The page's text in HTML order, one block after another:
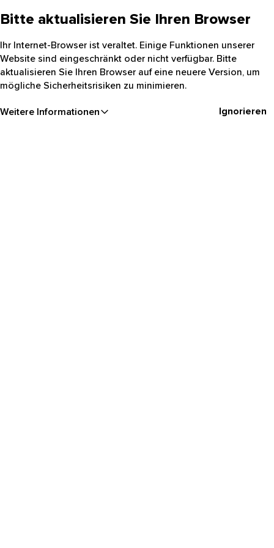
Bitte aktualisieren Sie Ihren Browser
Ihr Internet-Browser ist veraltet. Einige Funktionen unserer
Website sind eingeschränkt oder nicht verfügbar. Bitte
aktualisieren Sie Ihren Browser auf eine neuere Version, um
mögliche Sicherheitsrisiken zu minimieren.
Weitere Informationen Ignorieren